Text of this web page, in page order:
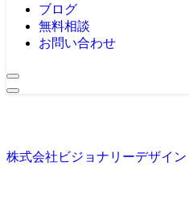
ブログ
無料相談
お問い合わせ
株式会社ビジョナリーデザイン